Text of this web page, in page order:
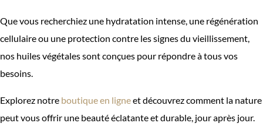
Que vous recherchiez une hydratation intense, une régénération
cellulaire ou une protection contre les signes du vieillissement,
nos huiles végétales sont conçues pour répondre à tous vos
besoins.
Explorez notre boutique en ligneet découvrez comment la nature
peut vous offrir une beauté éclatante et durable, jour après jour.